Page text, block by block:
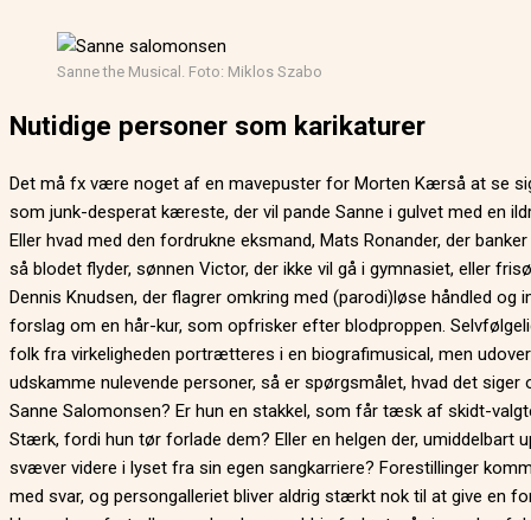
Sanne the Musical. Foto: Miklos Szabo
Nutidige personer som karikaturer
Det må fx være noget af en mavepuster for Morten Kærså at se
som junk-desperat kæreste, der vil pande Sanne i gulvet med en
Eller hvad med den fordrukne eksmand, Mats Ronander, der banker
så blodet flyder, sønnen Victor, der ikke vil gå i gymnasiet, eller
Dennis Knudsen, der flagrer omkring med (parodi)løse håndled og
forslag om en hår-kur, som opfrisker efter blodproppen.
folk fra virkeligheden portrætteres i en biografimusical, men
udskamme nulevende personer, så er spørgsmålet, hvad det siger
Sanne Salomonsen? Er hun en stakkel, som får tæsk af skidt-
Stærk, fordi hun tør forlade dem? Eller en helgen der, umiddelbart
svæver videre i lyset fra sin egen sangkarriere? Forestillinger
med svar, og persongalleriet bliver aldrig stærkt nok til at give en